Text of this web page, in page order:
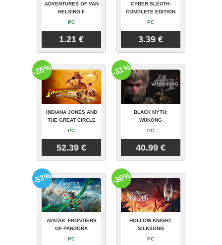
ADVENTURES OF VAN
HELSING II
PC
1.21 €
CYBER SLEUTH:
COMPLETE EDITION
PC
3.39 €
INDIANA JONES AND
THE GREAT CIRCLE
PC
52.39 €
-25%
BLACK MYTH:
WUKONG
PC
40.99 €
-31%
AVATAR: FRONTIERS
OF PANDORA
PC
-53%
HOLLOW KNIGHT:
SILKSONG
PC
-38%